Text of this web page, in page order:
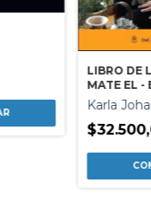
LIBRO DE
MATE EL -
Karla